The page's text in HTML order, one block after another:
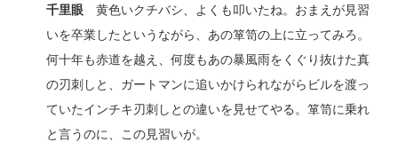
千里眼 黄色いクチバシ、よくも叩いたね。おまえが見習
いを卒業したというながら、あの箪笥の上に立ってみろ。
何十年も赤道を越え、何度もあの暴風雨をくぐり抜けた真
の刃刺しと、ガートマンに追いかけられながらビルを渡っ
ていたインチキ刃刺しとの違いを見せてやる。箪笥に乗れ
と言うのに、この見習いが。